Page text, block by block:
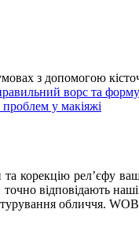
з допомогою
ворс та форму
у макіяжі
корекцію рел’єфу
відповідають
обличчя.